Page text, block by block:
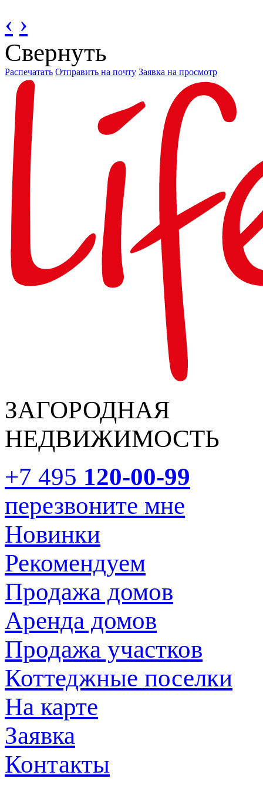
‹ ›
Свернуть
Распечатать Отправить на почту Заявка на просмотр
ЗАГОРОДНАЯ
НЕДВИЖИМОСТЬ
+7 495 120-00-99
перезвоните мне
Новинки
Рекомендуем
Продажа домов
Аренда домов
Продажа участков
Коттеджные поселки
На карте
Заявка
Контакты